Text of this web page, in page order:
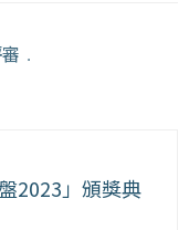
﹒
2023」頒獎典